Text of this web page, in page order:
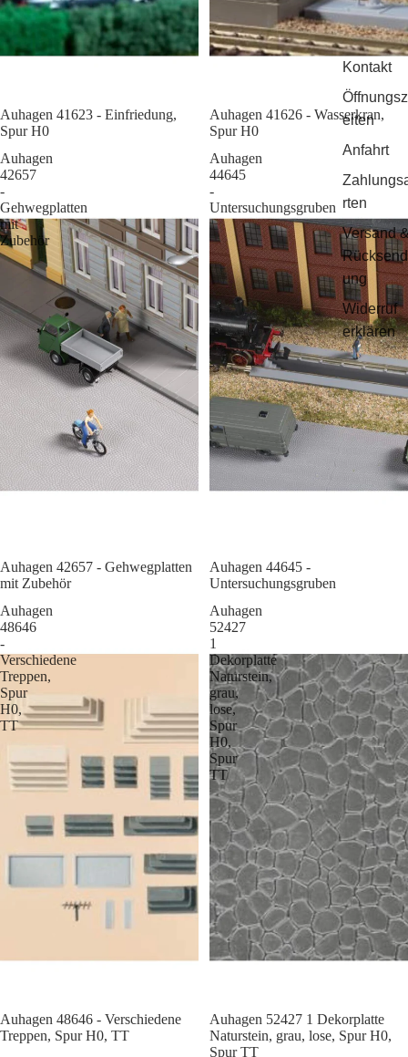
Kontakt
Öffnungsz
eiten
Anfahrt
rten
Versand
Rücksend
ung
Widerruf
erklären
Auhagen 41623 - Einfriedung,
Spur H0
Sale
Auhagen 41626 - Wasserkran,
Spur H0
Auhagen
42657
-
Gehwegplatten
mit
Zubehör
Auhagen 42657 - Gehwegplatten
mit Zubehör
Auhagen
44645
-
Untersuchungsgruben
Sale
Auhagen 44645 -
Untersuchungsgruben
Auhagen
48646
-
Verschiedene
Treppen,
Spur
H0,
TT
Auhagen 48646 - Verschiedene
Treppen, Spur H0, TT
Auhagen
52427
1
Dekorplatte
Naturstein,
grau,
lose,
Spur
H0,
Spur
TT
Auhagen 52427 1 Dekorplatte
Naturstein, grau, lose, Spur H0,
Spur TT